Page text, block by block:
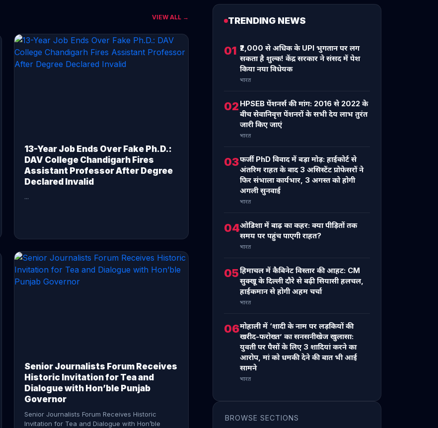
VIEW ALL →
13-Year Job Ends Over Fake Ph.D.:
DAV College Chandigarh Fires
Assistant Professor After Degree
Declared Invalid
...
Senior Journalists Forum Receives
Historic Invitation for Tea and
Dialogue with Hon’ble Punjab
Governor
Senior Journalists Forum Receives Historic
Invitation for Tea and Dialogue with Hon’ble
TRENDING NEWS
01 ₹2,000 से अधिक के UPI भुगतान पर लग
सकता है शुल्क! केंद्र सरकार ने संसद में पेश
किया नया विधेयक
भारत
02 HPSEB पेंशनर्स की मांग: 2016 से 2022 के
बीच सेवानिवृत्त पेंशनरों के सभी देय लाभ तुरंत
जारी किए जाएं
भारत
03फर्जी PhD विवाद में बड़ा मोड़: हाईकोर्ट से
अंतरिम राहत के बाद 3 असिस्टेंट प्रोफेसरों ने
फिर संभाला कार्यभार, 3 अगस्त को होगी
अगली सुनवाई
भारत
04ओडिशा में बाढ़ का कहर: क्या पीड़ितों तक
समय पर पहुंच पाएगी राहत?
भारत
05हिमाचल में कैबिनेट विस्तार की आहट: CM
सुक्खू के दिल्ली दौरे से बढ़ी सियासी हलचल,
हाईकमान से होगी अहम चर्चा
भारत
06मोहाली में ‘शादी के नाम पर लड़कियों की
खरीद-फरोख्त’ का सनसनीखेज खुलासा:
युवती पर पैसों के लिए 3 शादियां करने का
आरोप, मां को धमकी देने की बात भी आई
सामने
भारत
BROWSE SECTIONS